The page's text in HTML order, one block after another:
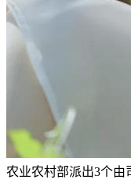
农业农村部派出3个由